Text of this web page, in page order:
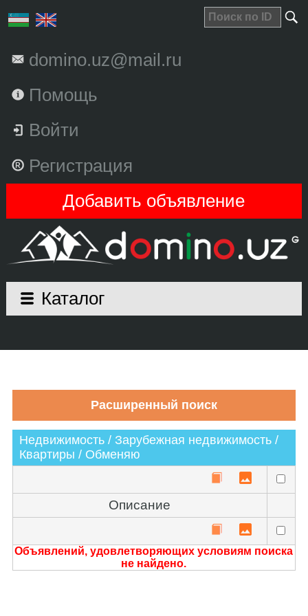
domino.uz@mail.ru
Помощь
Войти
Регистрация
Добавить объявление
Каталог
Недвижимость / Зарубежная недвижимость /
Квартиры / Обменяю
Описание
Объявлений, удовлетворяющих условиям поиска
не найдено.